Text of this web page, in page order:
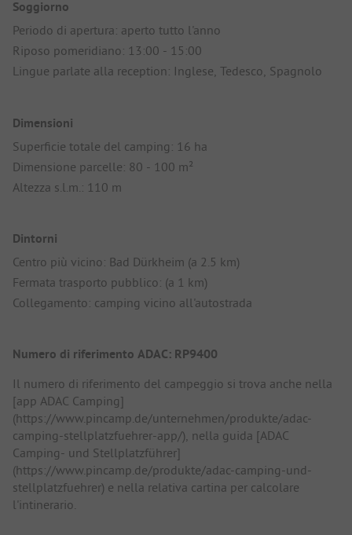
Soggiorno
Periodo di apertura: aperto tutto l'anno
Riposo pomeridiano: 13:00 - 15:00
Lingue parlate alla reception: Inglese, Tedesco, Spagnolo
Dimensioni
Superficie totale del camping: 16 ha
Dimensione parcelle: 80 - 100 m²
Altezza s.l.m.: 110 m
Dintorni
Centro più vicino: Bad Dürkheim (a 2.5 km)
Fermata trasporto pubblico: (a 1 km)
Collegamento: camping vicino all'autostrada
Numero di riferimento ADAC: RP9400
Il numero di riferimento del campeggio si trova anche nella
[app ADAC Camping]
(https://www.pincamp.de/unternehmen/produkte/adac-
camping-stellplatzfuehrer-app/), nella guida [ADAC
Camping- und Stellplatzführer]
(https://www.pincamp.de/produkte/adac-camping-und-
stellplatzfuehrer) e nella relativa cartina per calcolare
l'intinerario.